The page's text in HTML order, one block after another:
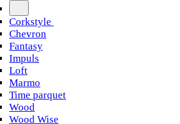
Corkstyle
Chevron
Fantasy
Impuls
Loft
Marmo
Time parquet
Wood
Wood Wise